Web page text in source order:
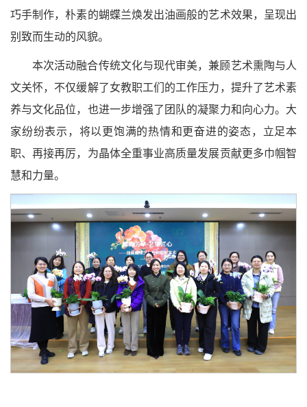
巧手制作，朴素的蝴蝶兰焕发出油画般的艺术效果，呈现出
别致而生动的风貌。
本次活动融合传统文化与现代审美，兼顾艺术熏陶与人
文关怀，不仅缓解了女教职工们的工作压力，提升了艺术素
养与文化品位，也进一步增强了团队的凝聚力和向心力。大
家纷纷表示，将以更饱满的热情和更奋进的姿态，立足本
职、再接再厉，为晶体全重事业高质量发展贡献更多巾帼智
慧和力量。